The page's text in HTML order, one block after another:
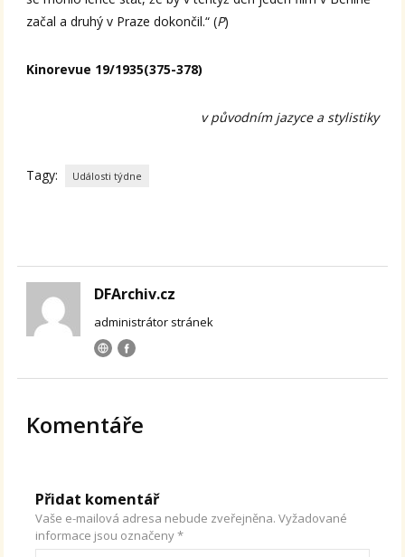
začal a druhý v Praze dokončil.“ (P)
Kinorevue 19/1935(375-378)
v původním jazyce a stylistiky
Tagy: Události týdne
DFArchiv.cz
administrátor stránek
Komentáře
Přidat komentář
Vaše e-mailová adresa nebude zveřejněna. Vyžadované
informace jsou označeny*